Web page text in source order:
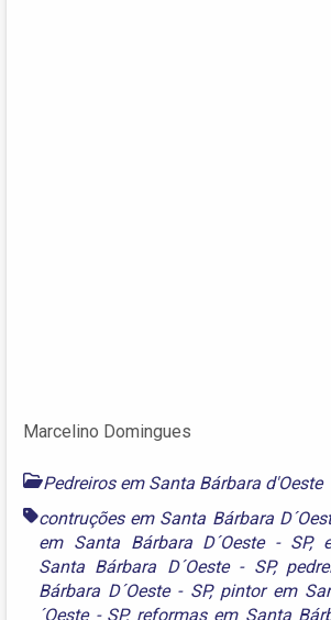
Marcelino Domingues
Pedreiros em Santa Bárbara d'Oeste
contruções em Santa Bárbara
em Santa Bárbara D´Oeste - SP,
Santa Bárbara D´Oeste - SP,
Bárbara D´Oeste - SP, pintor em
´Oeste - SP, reformas em Santa